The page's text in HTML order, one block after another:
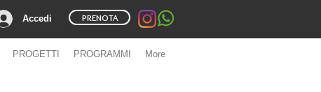
Accedi PRENOTA
PROGETTI PROGRAMMI More